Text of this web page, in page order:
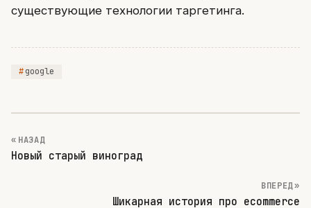
существующие технологии таргетинга.
google
« НАЗАД
Новый старый виноград
ВПЕРЕД »
Шикарная история про ecommerce